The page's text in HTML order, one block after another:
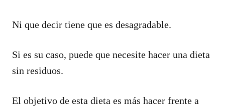
Ni que decir tiene que es desagradable.
Si es su caso, puede que necesite hacer una dieta
sin residuos.
El objetivo de esta dieta es más hacer frente a